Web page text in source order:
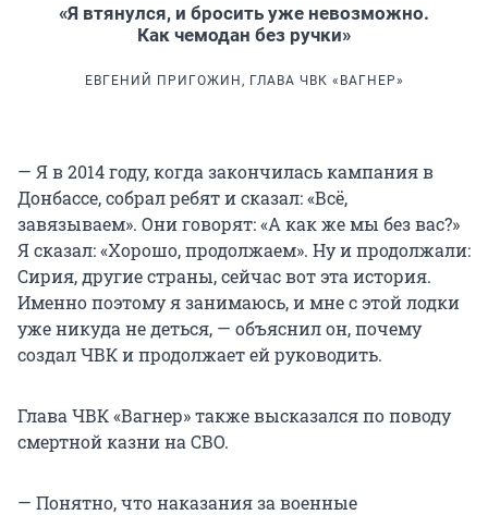
«Я втянулся, и бросить уже невозможно.
Как чемодан без ручки»
ЕВГЕНИЙ ПРИГОЖИН, ГЛАВА ЧВК «ВАГНЕР»
— Я в 2014 году, когда закончилась кампания в
Донбассе, собрал ребят и сказал: «Всё,
завязываем». Они говорят: «А как же мы без вас?»
Я сказал: «Хорошо, продолжаем». Ну и продолжали:
Сирия, другие страны, сейчас вот эта история.
Именно поэтому я занимаюсь, и мне с этой лодки
уже никуда не деться, — объяснил он, почему
создал ЧВК и продолжает ей руководить.
Глава ЧВК «Вагнер» также высказался по поводу
смертной казни на СВО.
— Понятно, что наказания за военные